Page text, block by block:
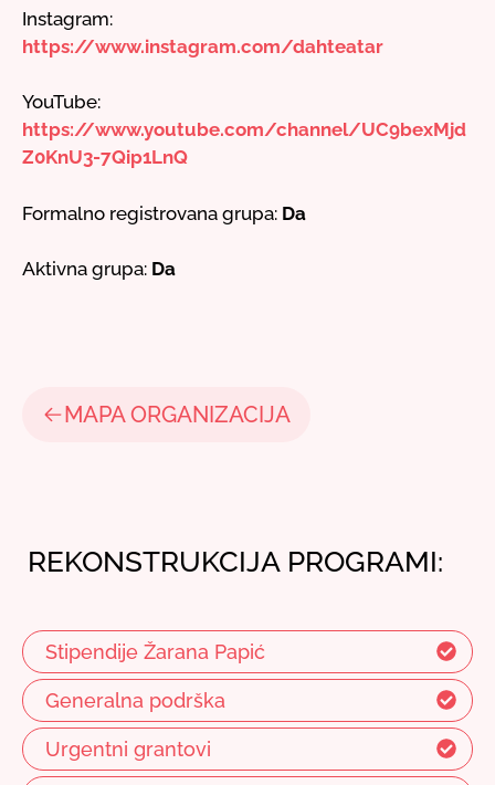
Instagram:
https://www.instagram.com/dahteatar
YouTube:
https://www.youtube.com/channel/UC9bexMjd
Z0KnU3-7Qip1LnQ
Formalno registrovana grupa: Da
Aktivna grupa: Da
MAPA ORGANIZACIJA
REKONSTRUKCIJA PROGRAMI:
Stipendije Žarana Papić
Generalna podrška
Urgentni grantovi